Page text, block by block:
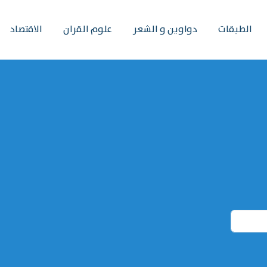
الطبقات دواوين و الشعر علوم القران الاقتصاد